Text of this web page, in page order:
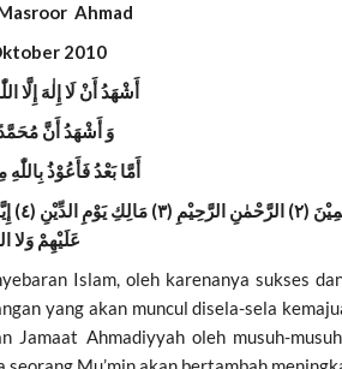
Ahmad
2010
أَشْهَدُ أَنْ لَا إِلٰهَ إِلَّا
وَ أَشْهَدُ أَنَّ
أَمَّا بَعْدُ فَأَعُوْذُ
عَلَيْهِمْ وَلا
Islam, oleh karenanya sukses
yang akan muncul disela-sela
Ahmadiyyah oleh musuh-